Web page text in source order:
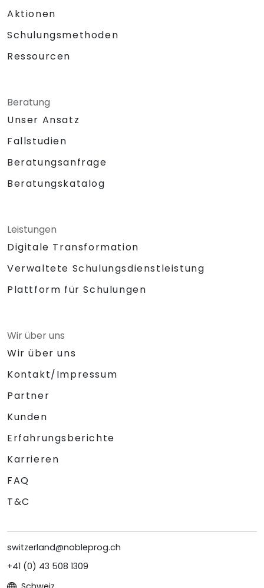
Aktionen
Schulungsmethoden
Ressourcen
Beratung
Unser Ansatz
Fallstudien
Beratungsanfrage
Beratungskatalog
Leistungen
Digitale Transformation
Verwaltete Schulungsdienstleistung
Plattform für Schulungen
Wir über uns
Wir über uns
Kontakt/Impressum
Partner
Kunden
Erfahrungsberichte
Karrieren
FAQ
T&C
switzerland@nobleprog.ch
+41 (0) 43 508 1309